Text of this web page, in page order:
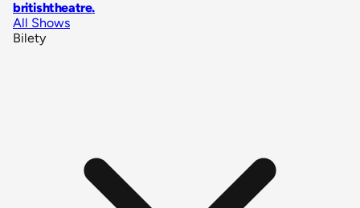
britishtheatre.
All Shows
Bilety